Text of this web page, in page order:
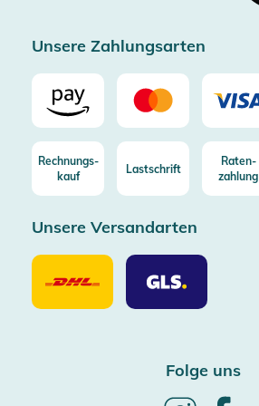
Unsere Zahlungsarten
Rechnungs-
kauf
Lastschrift
Raten-
zahlung
Unsere Versandarten
Unsere
Versandarten
DHL
Unsere
Versandarten
GLS
Folge uns